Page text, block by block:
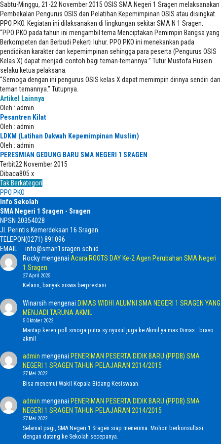
Sabtu-Minggu, 21-22 November 2015 OSIS SMA Negeri 1 Sragen melaksanakan
Pembekalan Pengurus OSIS dan Pelatihan Kepemimpinan OSIS atau disingkat
PPO PKO. Kegiatan ini dilaksanakan di lingkungan sekitar SMA N 1 Sragen.
“PPO PKO pada tahun ini mengambil tema Menciptakan Pemimpin Bangsa yang
Berkompeten dan Berbudi Pekerti luhur. PPO PKO ini menekankan pada
pendidikan karakter dan kepemimpinan sehingga para peserta (Pengurus OSIS
Kelas X) dapat menjadi contoh bagi teman-temannya.” Tutur Mustofa Husein
selaku ketua pelaksana.
“Semoga dengan ini pengurus OSIS kelas X dapat memimpin dirinya sendiri dan
teman temannya.” Tutupnya.
Artikel Lainnya
Oleh : admin
Pesantren Kilat
Oleh : admin
LDKM (Latihan Dakwah Kepemimpinan Muslim)
Oleh : admin
PERESMIAN GEDUNG BARU SMA NEGERI 1 SRAGEN
Terbit22 November 2015
Dibaca805 x
Tak Berkategori
PPO PKO
Info Sekolah
SMA Negeri 1 Sragen - Sragen
NPSN 20354028
Jl. Perintis Kemerdekaan 16 Sragen
TELEPON(0271) 891096
EMAIL
info@sman1sragen.sch.id
Rockymengenai Acara ROOTS DAY Ke-2 Agen Perubahan SMA Negeri
1 Sragen
27 April 2025
Kelass, banyak siswa berprestasi
Winarsih mengenai DIMAS WIDHI ALUMNI SMA NEGERI 1 SRAGEN YANG
MENJADI TARUNA AKMIL
5 Oktober 2022
Mantap keren poll smoga putra sy nyusul juga ke Akmil ya mas Dimas...bravo
akmil
admin mengenai PENERIMAN PESERTA DIDIK BARU (PPDB) SMA
NEGERI 1 SRAGEN TAHUN PELAJARAN 2014/2015
27 Mei 2022
Bisa menemui Wakil Kepala Bidang Kesiswaan.
admin mengenai PENERIMAN PESERTA DIDIK BARU (PPDB) SMA
NEGERI 1 SRAGEN TAHUN PELAJARAN 2014/2015
27 Mei 2022
Selamat pagi, SMA Negeri 1 Sragen siap menerima. Mohon berkonsultasi
dengan datang ke Sekolah secepanya.